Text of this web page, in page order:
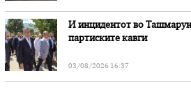
И инцидентот во
партиските кавги
03/08/2026 16:37